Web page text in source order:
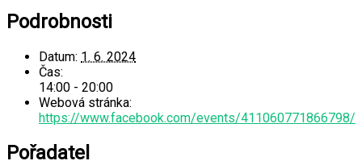
Podrobnosti
Datum: 1. 6. 2024
Čas:
14:00 - 20:00
Webová stránka:
https://www.facebook.com/events/411060771866798/
Pořadatel